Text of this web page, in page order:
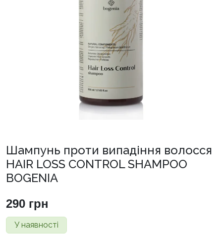
Шампунь проти випадіння волосся
HAIR LOSS CONTROL SHAMPOO
BOGENIA
290 грн
У наявності